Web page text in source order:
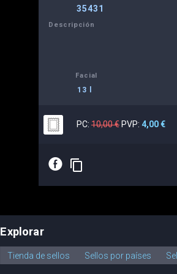
35431
Descripción
Facial
13 l
PC: 10,00 € PVP: 4,00 €
E content_copy
Explorar
Tienda de sellos Sellos por países